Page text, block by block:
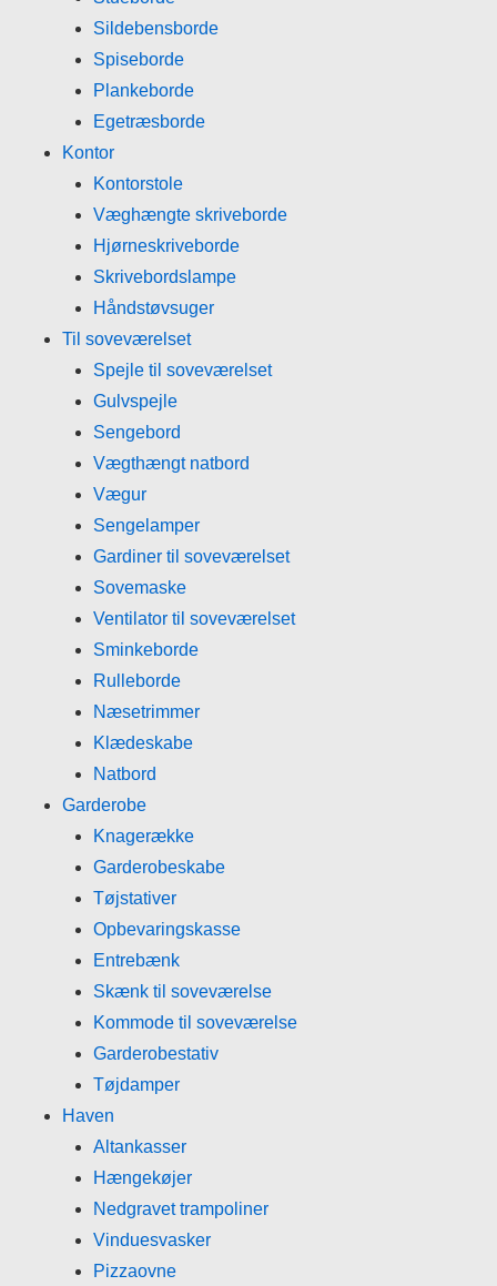
Sildebensborde
Spiseborde
Plankeborde
Egetræsborde
Kontor
Kontorstole
Væghængte skriveborde
Hjørneskriveborde
Skrivebordslampe
Håndstøvsuger
Til soveværelset
Spejle til soveværelset
Gulvspejle
Sengebord
Vægthængt natbord
Vægur
Sengelamper
Gardiner til soveværelset
Sovemaske
Ventilator til soveværelset
Sminkeborde
Rulleborde
Næsetrimmer
Klædeskabe
Natbord
Garderobe
Knagerække
Garderobeskabe
Tøjstativer
Opbevaringskasse
Entrebænk
Skænk til soveværelse
Kommode til soveværelse
Garderobestativ
Tøjdamper
Haven
Altankasser
Hængekøjer
Nedgravet trampoliner
Vinduesvasker
Pizzaovne